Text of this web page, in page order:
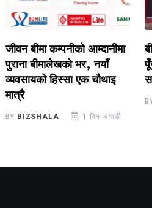
बीमा कम्पनीले जोखिमअनुसार
पूँजी राख्नुपर्ने, बोनस वितरणमा
समेत कडाइ
BYBIZSHALA